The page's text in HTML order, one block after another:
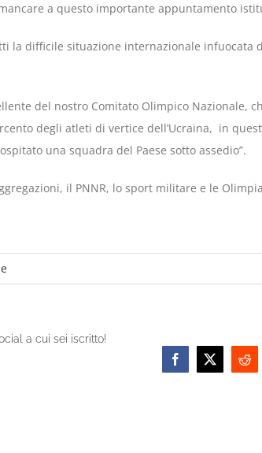
a questo importante appuntamento
la difficile situazione internazionale infuocata
del nostro Comitato Olimpico Nazionale,
degli atleti di vertice dell’Ucraina, in
una squadra del Paese sotto assedio”.
il PNNR, lo sport militare e le
a cui sei iscritto!
Facebook
X